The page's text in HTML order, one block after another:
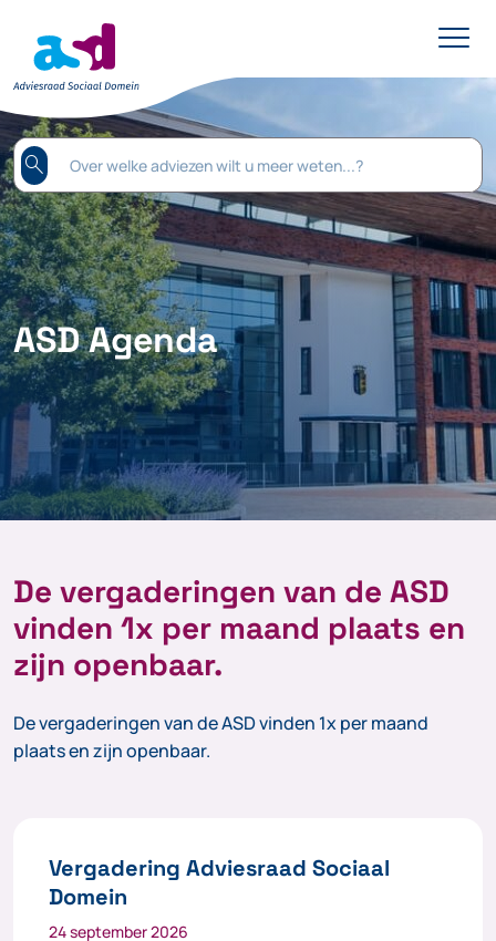
search
ASD Agenda
De vergaderingen van de ASD
vinden 1x per maand plaats en
zijn openbaar.
De vergaderingen van de ASD vinden 1x per maand
plaats en zijn openbaar.
Vergadering Adviesraad Sociaal
Domein
24 september 2026